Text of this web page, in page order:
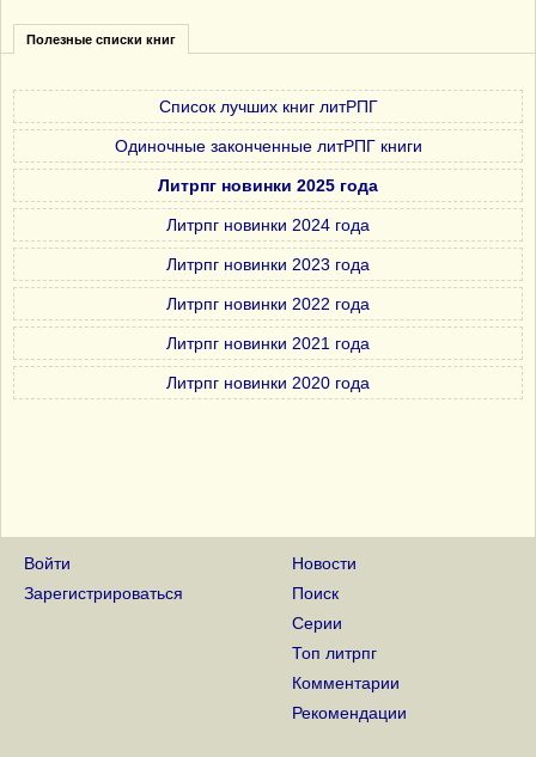
Полезные списки книг
Список лучших книг литРПГ
Одиночные законченные литРПГ книги
Литрпг новинки 2025 года
Литрпг новинки 2024 года
Литрпг новинки 2023 года
Литрпг новинки 2022 года
Литрпг новинки 2021 года
Литрпг новинки 2020 года
Войти
Зарегистрироваться
Новости
Поиск
Серии
Топ литрпг
Комментарии
Рекомендации